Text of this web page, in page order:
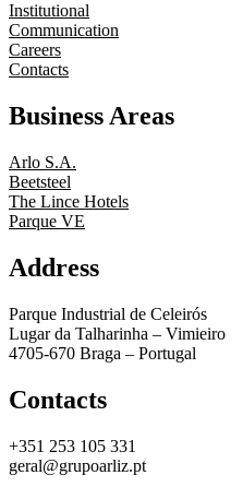
Institutional
Communication
Careers
Contacts
Business Areas
Arlo S.A.
Beetsteel
The Lince Hotels
Parque VE
Address
Parque Industrial de Celeirós
Lugar da Talharinha – Vimieiro
4705-670 Braga – Portugal
Contacts
+351 253 105 331
geral@grupoarliz.pt